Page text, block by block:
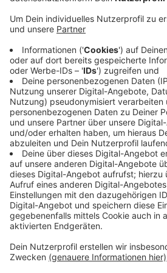
dieses Jahr seien es wenig
eine Sprecherin auf Nachfrage
Ruhr. 5 Unfälle gab es, unter
Sprockhövel und Wetter - alle
Blechschäden. In Breckerfeld
quer. Die Zahl der Unfälle sei
normalen Berufsverkehr, aber
anderen Schneetagen. Der
heute morgen auch mit
Straßen geräumt waren, lief
alles nach Plan.
Veröffentlicht:Dienstag, 28.11.2023
Anzeige